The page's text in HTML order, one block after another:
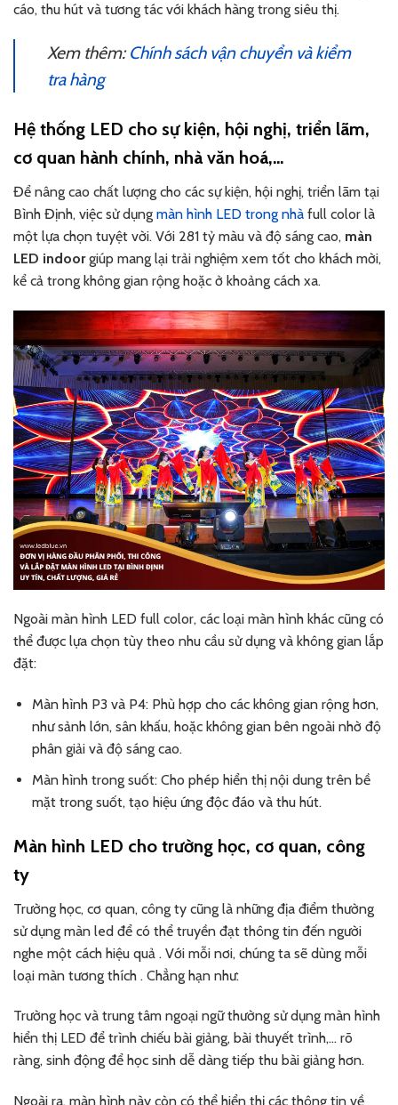
cáo, thu hút và tương tác với khách hàng trong siêu thị.
Xem thêm:Chính sách vận chuyển và kiểm
tra hàng
Hệ thống LED cho sự kiện, hội nghị, triển lãm,
cơ quan hành chính, nhà văn hoá,…
Để nâng cao chất lượng cho các sự kiện, hội nghị, triển lãm tại
Bình Định, việc sử dụng màn hình LED trong nhà full color là
một lựa chọn tuyệt vời. Với 281 tỷ màu và độ sáng cao, màn
LED indoorgiúp mang lại trải nghiệm xem tốt cho khách mời,
kể cả trong không gian rộng hoặc ở khoảng cách xa.
Ngoài màn hình LED full color, các loại màn hình khác cũng có
thể được lựa chọn tùy theo nhu cầu sử dụng và không gian lắp
đặt:
Màn hình P3 và P4: Phù hợp cho các không gian rộng hơn,
như sảnh lớn, sân khấu, hoặc không gian bên ngoài nhờ độ
phân giải và độ sáng cao.
Màn hình trong suốt: Cho phép hiển thị nội dung trên bề
mặt trong suốt, tạo hiệu ứng độc đáo và thu hút.
Màn hình LED cho trường học, cơ quan, công
ty
Trường học, cơ quan, công ty cũng là những địa điểm thường
sử dụng màn led để có thể truyền đạt thông tin đến người
nghe một cách hiệu quả . Với mỗi nơi, chúng ta sẽ dùng mỗi
loại màn tương thích . Chẳng hạn như:
Trường học và trung tâm ngoại ngữ thường sử dụng màn hình
hiển thị LED để trình chiếu bài giảng, bài thuyết trình,… rõ
ràng, sinh động để học sinh dễ dàng tiếp thu bài giảng hơn.
Ngoài ra, màn hình này còn có thể hiển thị các thông tin về